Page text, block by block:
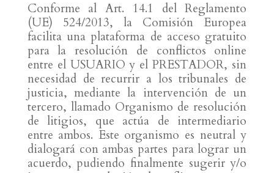
Conforme al Art. 14.1 del Reglamento
(UE) 524/2013, la Comisión Europea
facilita una plataforma de acceso gratuito
para la resolución de conflictos online
entre el USUARIO y el PRESTADOR, sin
necesidad de recurrir a los tribunales de
justicia, mediante la intervención de un
tercero, llamado Organismo de resolución
de litigios, que actúa de intermediario
entre ambos. Este organismo es neutral y
dialogará con ambas partes para lograr un
acuerdo, pudiendo finalmente sugerir y/o